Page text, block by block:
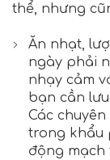
thể, nhưng
Ăn nhạt,
ngày phải
nhạy cảm
bạn cần
Các
trong khẩu
động mạch